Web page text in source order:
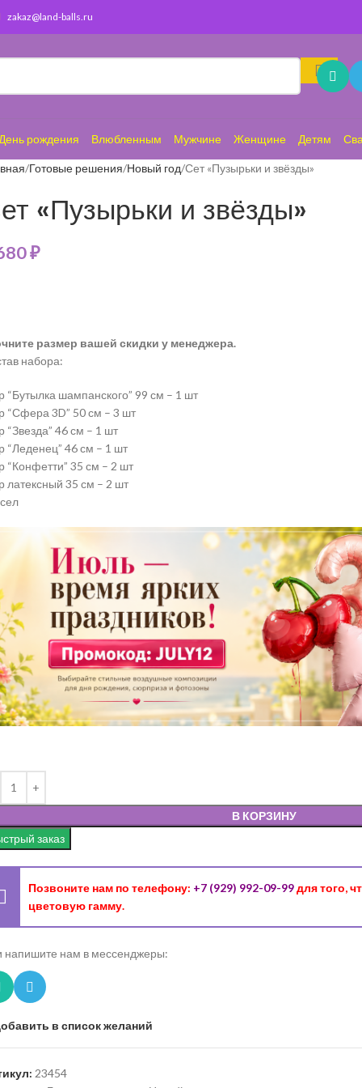
zakaz@land-balls.ru
День рождения Влюбленным Мужчине Женщине Детям
Готовые решения Новый год Сет «Пузырьки и звёзды»
«Пузырьки и звёзды»
₽
размер вашей скидки у менеджера.
набора:
“Бутылка шампанского” 99 см – 1 шт
“Сфера 3D” 50 см – 3 шт
“Звезда” 46 см – 1 шт
“Леденец” 46 см – 1 шт
“Конфетти” 35 см – 2 шт
латексный 35 см – 2 шт
В КОРЗИНУ
заказ
Позвоните нам по телефону: +7 (929) 992-09-99для того,
цветовую гамму.
напишите нам в мессенджеры:
в список желаний
23454